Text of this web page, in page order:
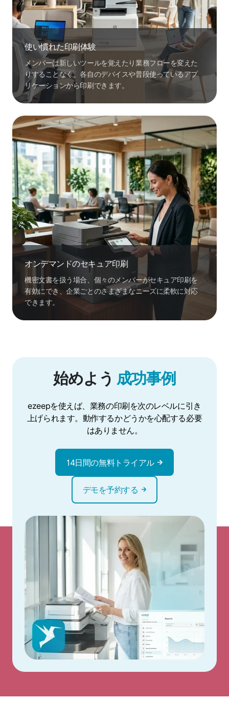
使い慣れた印刷体験
メンバーは新しいツールを覚えたり業務フローを変えた
りすることなく、各自のデバイスや普段使っているアプ
リケーションから印刷できます。
オンデマンドのセキュア印刷
機密文書を扱う場合、個々のメンバーがセキュア印刷を
有効にでき、企業ごとのさまざまなニーズに柔軟に対応
できます。
始めよう 成功事例
ezeepを使えば、業務の印刷を次のレベルに引き
上げられます。動作するかどうかを心配する必要
はありません。
14日間の無料トライアル
デモを予約する